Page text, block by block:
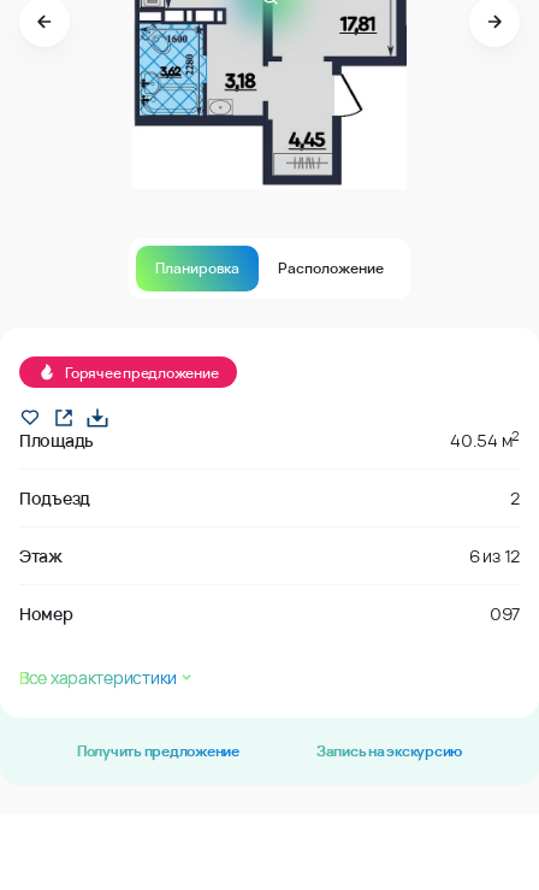
Планировка Расположение
Горячее предложение
Площадь 40.54 м2
Подъезд 2
Этаж 6из12
Номер 097
Все характеристики
Получить предложение Запись на экскурсию